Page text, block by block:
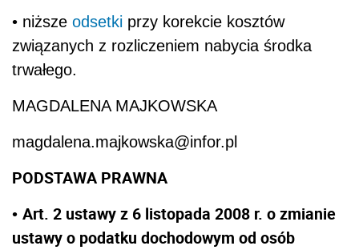
• niższe odsetki przy korekcie kosztów
związanych z rozliczeniem nabycia środka
trwałego.
MAGDALENA MAJKOWSKA
magdalena.majkowska@infor.pl
PODSTAWA PRAWNA
• Art. 2 ustawy z 6 listopada 2008 r. o zmianie
ustawy o podatku dochodowym od osób